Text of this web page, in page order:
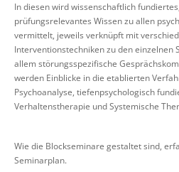
In diesen wird wissenschaftlich
prüfungsrelevantes Wissen zu allen
vermittelt, jeweils verknüpft mit
Interventionstechniken zu den einzelnen
allem störungsspezifische
werden Einblicke in die etablierten
Psychoanalyse, tiefenpsychologisch
Verhaltenstherapie und Systemische
Wie die Blockseminare gestaltet sind,
Seminarplan.